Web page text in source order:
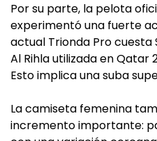
Por su parte, la pelota
experimentó una fuerte
actual Trionda Pro cuesta
Al Rihla utilizada en Qatar
Esto implica una suba
La camiseta femenina
incremento importante: